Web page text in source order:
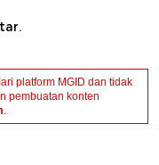
platform MGID dan tidak
pembuatan konten